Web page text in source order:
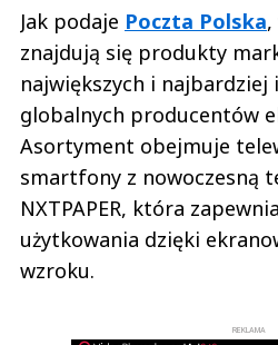
Jak podaje Poczta Polska
znajdują się produkty
największych i najbardziej
globalnych producentów
Asortyment obejmuje
smartfony z nowoczesną
NXTPAPER, która
użytkowania dzięki
wzroku.
REKLAMA